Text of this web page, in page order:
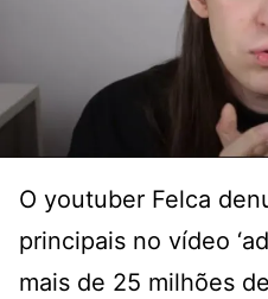
O youtuber Felca
principais no vídeo
mais de 25 milhões